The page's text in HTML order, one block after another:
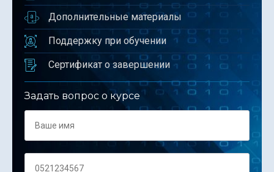
Дополнительные материалы
Поддержку при обучении
Сертификат о завершении
Задать вопрос о курсе